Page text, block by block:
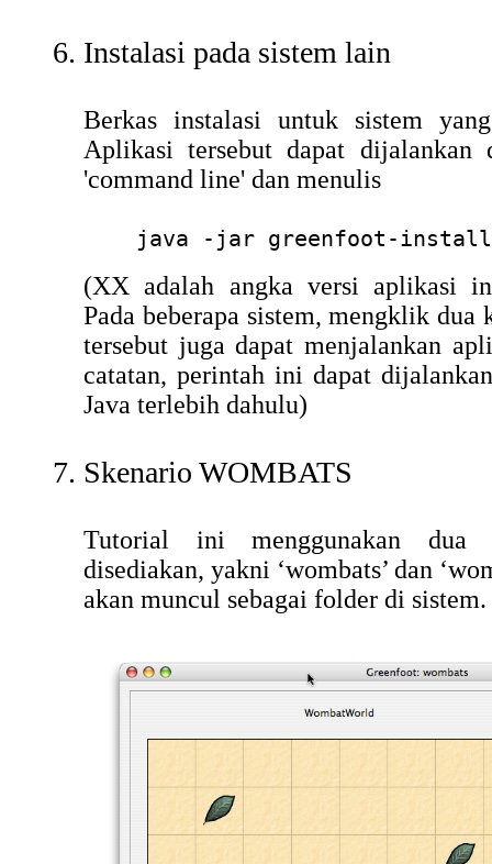
Instalasi pada sistem lain
Berkas instalasi untuk sistem
Aplikasi tersebut dapat dijalankan
'command line' dan menulis
java -jar greenfoot-
(XX adalah angka versi aplikasi
Pada beberapa sistem, mengklik dua
tersebut juga dapat menjalankan
catatan, perintah ini dapat
Java terlebih dahulu)
Skenario WOMBATS
Tutorial ini menggunakan dua
disediakan, yakni ‘wombats’ dan
akan muncul sebagai folder di sistem.